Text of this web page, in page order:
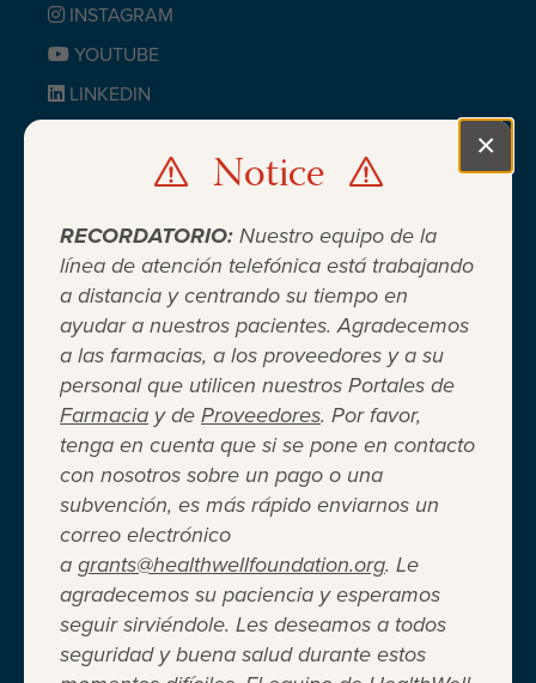
Notice
RECORDATORIO: Nuestro equipo de la
línea de atención telefónica está trabajando
a distancia y centrando su tiempo en
ayudar a nuestros pacientes. Agradecemos
a las farmacias, a los proveedores y a su
personal que utilicen nuestros Portales de
Farmacia y de Proveedores. Por favor,
tenga en cuenta que si se pone en contacto
con nosotros sobre un pago o una
subvención, es más rápido enviarnos un
correo electrónico
a grants@healthwellfoundation.org. Le
agradecemos su paciencia y esperamos
seguir sirviéndole. Les deseamos a todos
seguridad y buena salud durante estos
×
Cuando el seguro médico no es
suficiente ®
Entidad 501(c)(3) independiente sin fines de lucro
que brinda asistencia financiera a adultos y niños
para cubrir el costo del coseguro de los
medicamentos recetados, copagos, deducibles,
primas de seguro médico y otros gastos médicos
directos de su bolsillo seleccionados.
INSTAGRAM
YOUTUBE
LINKEDIN
Terms of Use Privacy Policy Accessibility